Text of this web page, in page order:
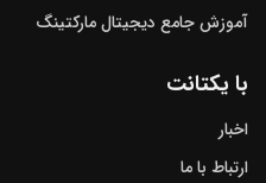
آموزش جامع دیجیتال مارکتینگ
با یکتانت
اخبار
ارتباط با ما